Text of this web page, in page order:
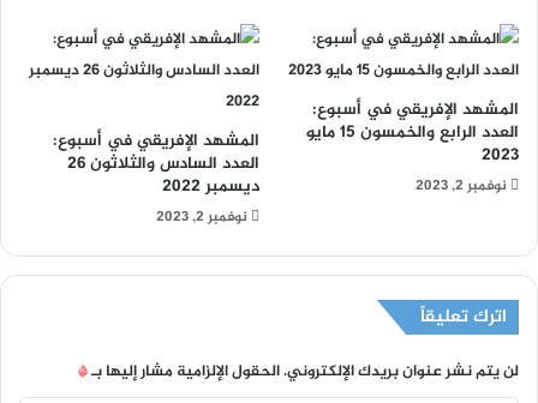
المشهد الإفريقي في أسبوع:
العدد الرابع والخمسون 15 مايو
2023
نوفمبر 2, 2023
المشهد الإفريقي في أسبوع:
العدد السادس والثلاثون 26
ديسمبر 2022
نوفمبر 2, 2023
اترك تعليقاً
لن يتم نشر عنوان بريدك الإلكتروني.الحقول الإلزامية مشار إليها بـ*